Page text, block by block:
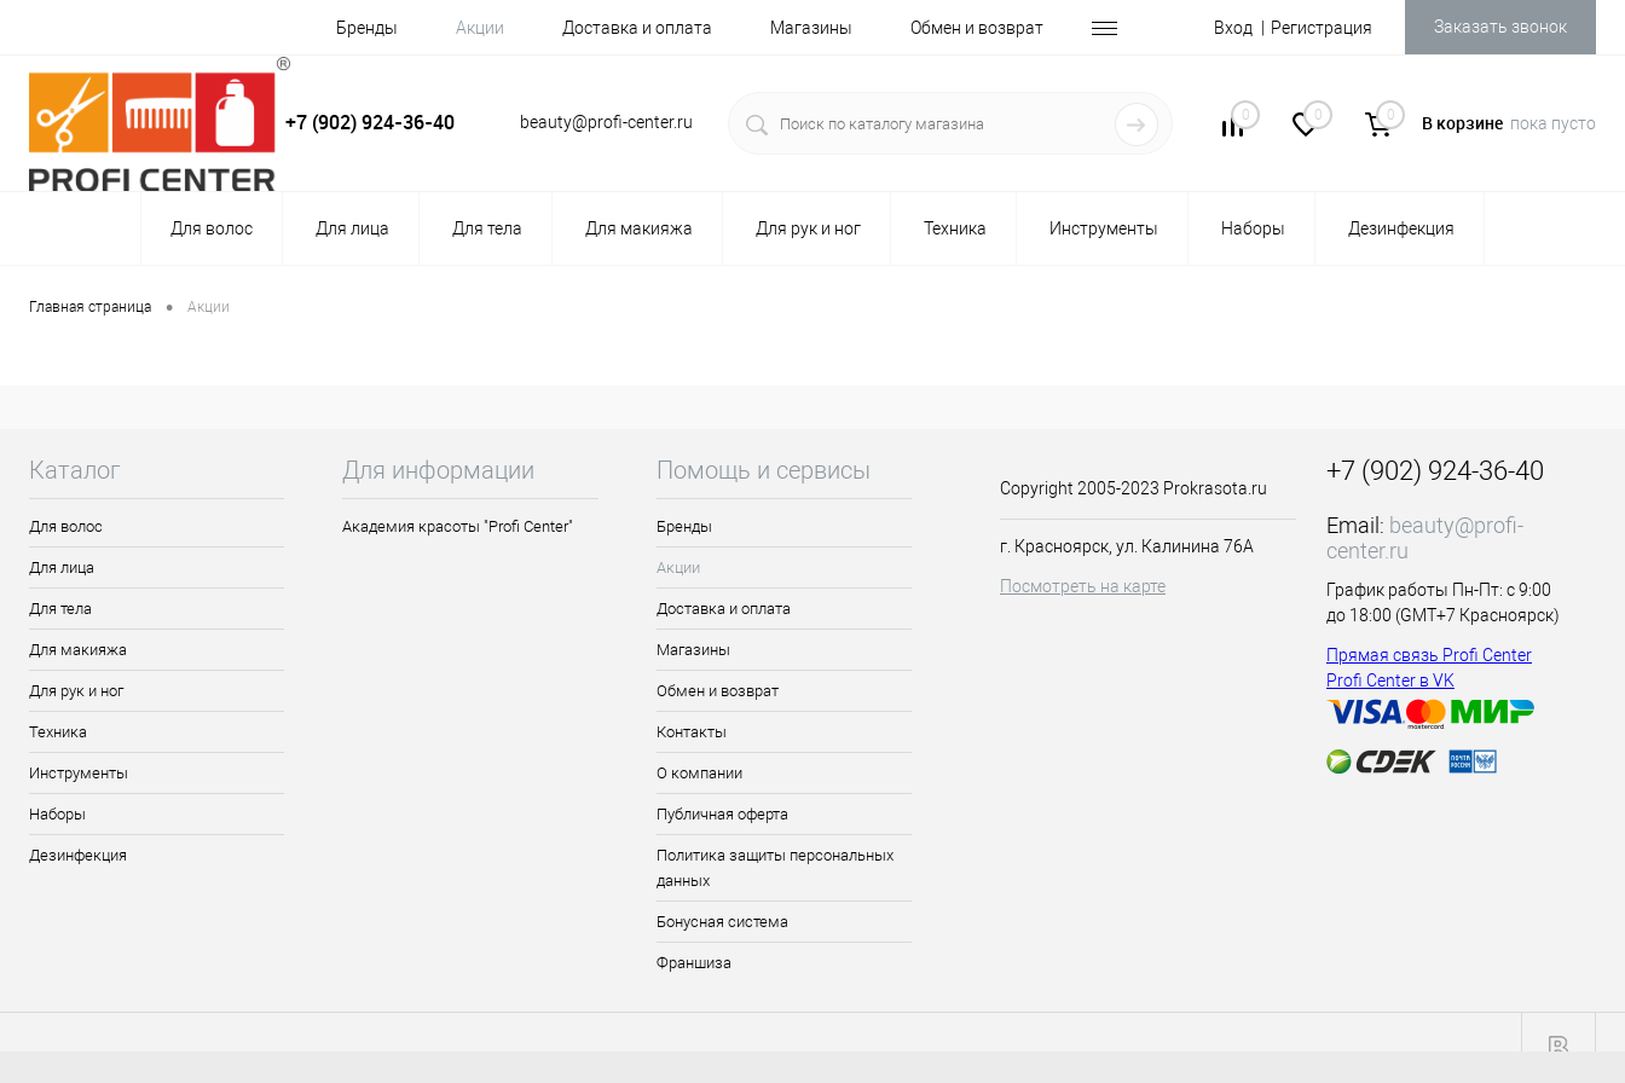
Бренды Акции Доставка и оплата Магазины Обмен и возврат Вход Регистрация Заказать звонок
+7 (902) 924-36-40 beauty@profi-center.ru 0 0 0 В корзине пока пусто
Для волос Для лица Для тела Для макияжа Для рук и ног Техника Инструменты Наборы Дезинфекция
Главная страница • Акции
Каталог
Для волос
Для лица
Для тела
Для макияжа
Для рук и ног
Техника
Инструменты
Наборы
Дезинфекция
Для информации
Академия красоты "Profi Center"
Помощь и сервисы
Бренды
Акции
Доставка и оплата
Магазины
Обмен и возврат
Контакты
О компании
Публичная оферта
Политика защиты персональных
данных
Бонусная система
Франшиза
Copyright 2005-2023 Prokrasota.ru
г. Красноярск, ул. Калинина 76А
Посмотреть на карте
+7 (902) 924-36-40
Email: beauty@profi-
center.ru
График работы Пн-Пт: с 9:00
до 18:00 (GMT+7 Красноярск)
Прямая связь Profi Center
Profi Center в VK